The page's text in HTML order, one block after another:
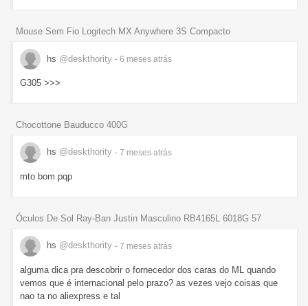
Mouse Sem Fio Logitech MX Anywhere 3S Compacto
hs @deskthority - 6 meses atrás
G305 >>>
Chocottone Bauducco 400G
hs @deskthority - 7 meses atrás
mto bom pqp
Óculos De Sol Ray-Ban Justin Masculino RB4165L 6018G 57
hs @deskthority - 7 meses atrás
alguma dica pra descobrir o fornecedor dos caras do ML quando
vemos que é internacional pelo prazo? as vezes vejo coisas que
nao ta no aliexpress e tal